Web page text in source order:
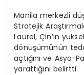
Manila merkezli
Stratejik
Laurel, Çin’in
dönüşümünün
açtığını ve Asya-
yarattığını belirtti.